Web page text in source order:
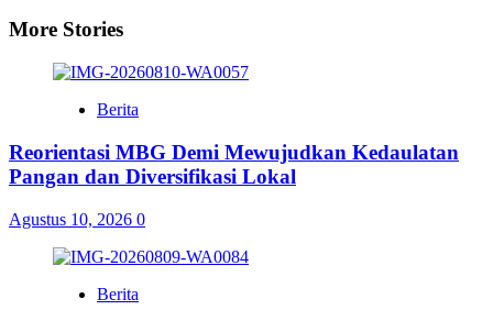
More Stories
Berita
Reorientasi MBG Demi Mewujudkan Kedaulatan
Pangan dan Diversifikasi Lokal
Agustus 10, 2026 0
Berita